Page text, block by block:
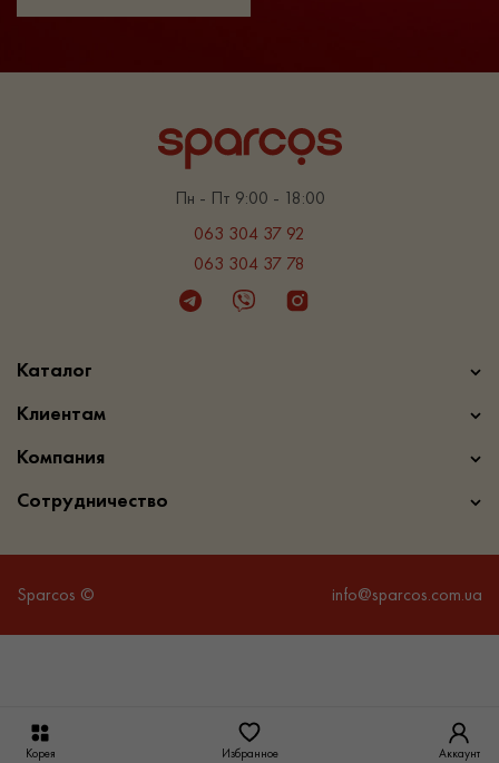
Корея Избранное Аккаунт
Пн - Пт 9:00 - 18:00
063 304 37 92
063 304 37 78
TelegramViber Instagram
Каталог
Клиентам
Компания
Сотрудничество
Sparcos © info@sparcos.com.ua